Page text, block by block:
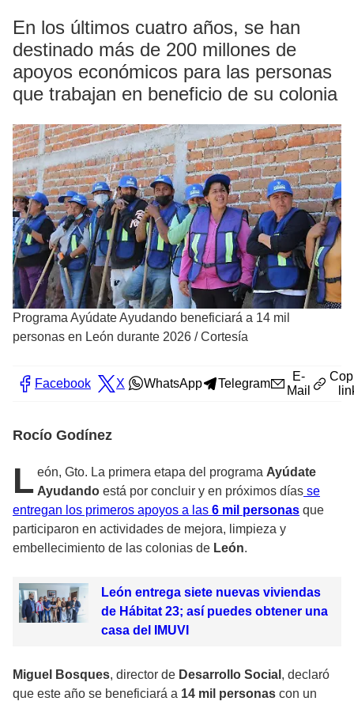
En los últimos cuatro años, se han
destinado más de 200 millones de
apoyos económicos para las personas
que trabajan en beneficio de su colonia
Programa Ayúdate Ayudando beneficiará a 14 mil
personas en León durante 2026 /Cortesía
Facebook X WhatsApp Telegram
E-
Mail
Rocío Godínez
L eón, Gto. La primera etapa del programa Ayúdate
Ayudando está por concluir y en próximos días se
entregan los primeros apoyos a las 6 mil personas que
participaron en actividades de mejora, limpieza y
embellecimiento de las colonias de León.
León entrega siete nuevas viviendas
de Hábitat 23; así puedes obtener una
casa del IMUVI
Miguel Bosques, director de Desarrollo Social , declaró
que este año se beneficiará a 14 mil personas con un